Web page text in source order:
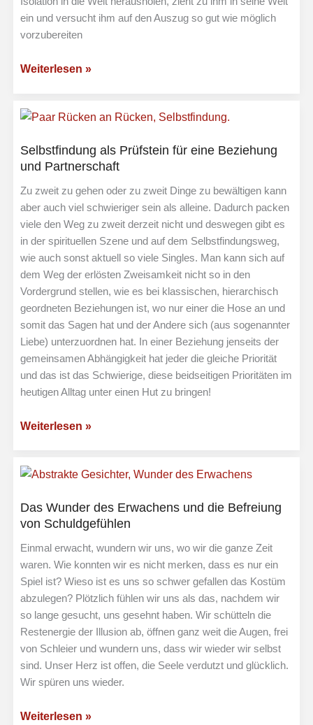
ein und versucht ihm auf den Auszug so gut wie möglich
vorzubereiten
Die
unlogischen
und
die
spielerische
Perspektive
Weiterlesen »
Selbstfindung als Prüfstein für eine Beziehung
und Partnerschaft
Zu zweit zu gehen oder zu zweit Dinge zu bewältigen kann
aber auch viel schwieriger sein als alleine. Dadurch packen
viele den Weg zu zweit derzeit nicht und deswegen gibt es
in der spirituellen Szene und auf dem Selbstfindungsweg,
wie auch sonst aktuell so viele Singles. Man kann sich auf
dem Weg der erlösten Zweisamkeit nicht so in den
Vordergrund stellen, wie es bei klassischen, hierarchisch
geordneten Beziehungen ist, wo nur einer die Hose an und
somit das Sagen hat und der Andere sich (aus sogenannter
Liebe) unterzuordnen hat. In einer Beziehung jenseits der
gemeinsamen Abhängigkeit hat jeder die gleiche Priorität
und das ist das Schwierige, diese beidseitigen Prioritäten im
heutigen Alltag unter einen Hut zu bringen!
Selbstfindung
für
Beziehung
und
Partnerschaft
Weiterlesen »
Das Wunder des Erwachens und die Befreiung
von Schuldgefühlen
Einmal erwacht, wundern wir uns, wo wir die ganze Zeit
waren. Wie konnten wir es nicht merken, dass es nur ein
Spiel ist? Wieso ist es uns so schwer gefallen das Kostüm
abzulegen? Plötzlich fühlen wir uns als das, nachdem wir
so lange gesucht, uns gesehnt haben. Wir schütteln die
Restenergie der Illusion ab, öffnen ganz weit die Augen, frei
von Schleier und wundern uns, dass wir wieder wir selbst
sind. Unser Herz ist offen, die Seele verdutzt und glücklich.
Wir spüren uns wieder.
Das
Weiterlesen »